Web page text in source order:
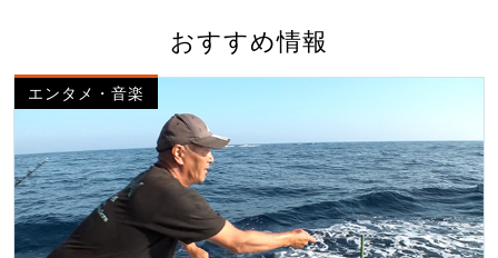
おすすめ情報
エンタメ・音楽